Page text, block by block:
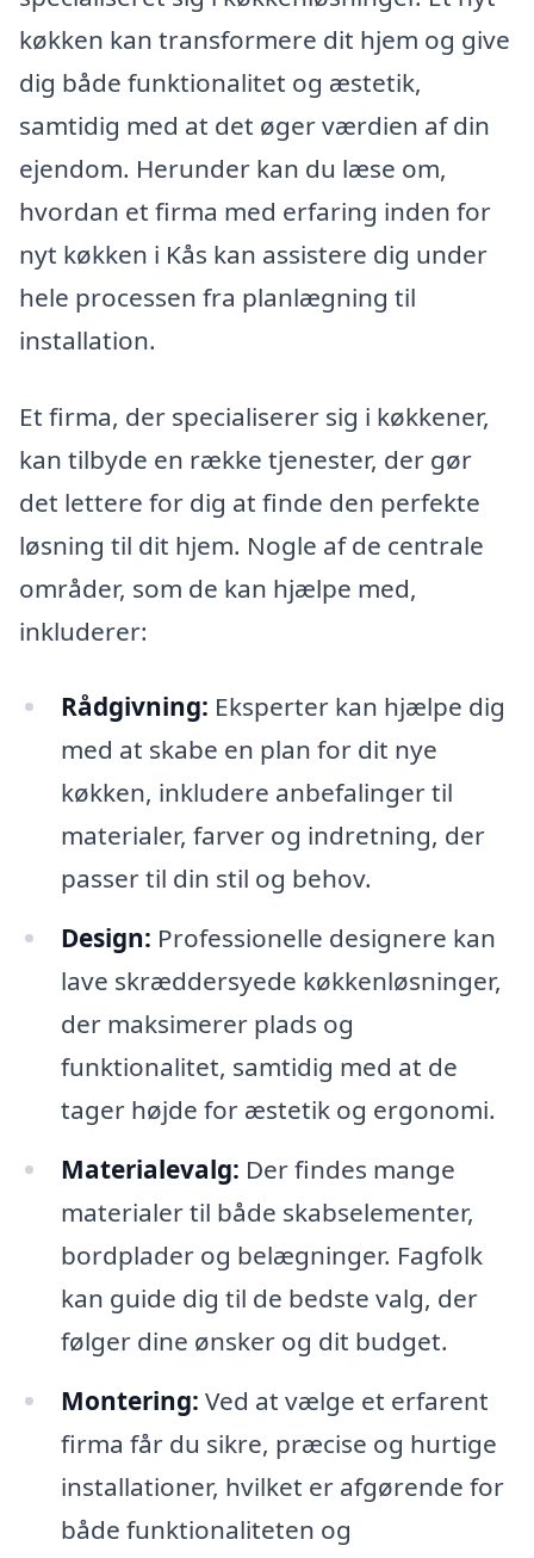
køkken kan transformere dit hjem og give
dig både funktionalitet og æstetik,
samtidig med at det øger værdien af din
ejendom. Herunder kan du læse om,
hvordan et firma med erfaring inden for
nyt køkken i Kås kan assistere dig under
hele processen fra planlægning til
installation.
Et firma, der specialiserer sig i køkkener,
kan tilbyde en række tjenester, der gør
det lettere for dig at finde den perfekte
løsning til dit hjem. Nogle af de centrale
områder, som de kan hjælpe med,
inkluderer:
Rådgivning: Eksperter kan hjælpe dig
med at skabe en plan for dit nye
køkken, inkludere anbefalinger til
materialer, farver og indretning, der
passer til din stil og behov.
Design: Professionelle designere kan
lave skræddersyede køkkenløsninger,
der maksimerer plads og
funktionalitet, samtidig med at de
tager højde for æstetik og ergonomi.
Materialevalg: Der findes mange
materialer til både skabselementer,
bordplader og belægninger. Fagfolk
kan guide dig til de bedste valg, der
følger dine ønsker og dit budget.
Montering: Ved at vælge et erfarent
firma får du sikre, præcise og hurtige
installationer, hvilket er afgørende for
både funktionaliteten og